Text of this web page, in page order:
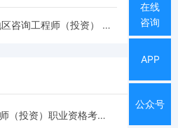
在线
咨询
APP
公众号
2020年度塔城地区咨询工程师（投资） 职业资格考试合格标准：78分
2025年度咨询工程师（投资）职业资格考试成绩已公布